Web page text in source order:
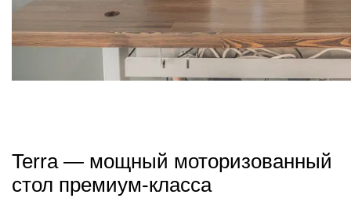
Terra — мощный моторизованный
стол премиум-класса